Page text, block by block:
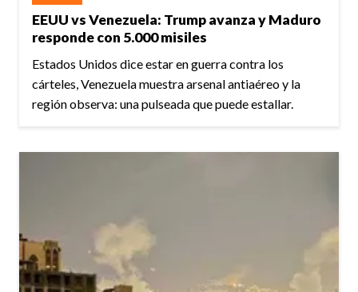
EEUU vs Venezuela: Trump avanza y Maduro
responde con 5.000 misiles
Estados Unidos dice estar en guerra contra los
cárteles, Venezuela muestra arsenal antiaéreo y la
región observa: una pulseada que puede estallar.